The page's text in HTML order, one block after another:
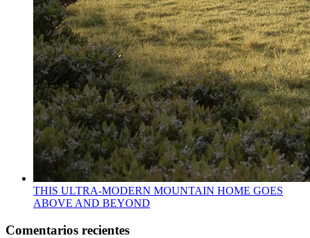
THIS ULTRA-MODERN MOUNTAIN HOME GOES
ABOVE AND BEYOND
Comentarios recientes